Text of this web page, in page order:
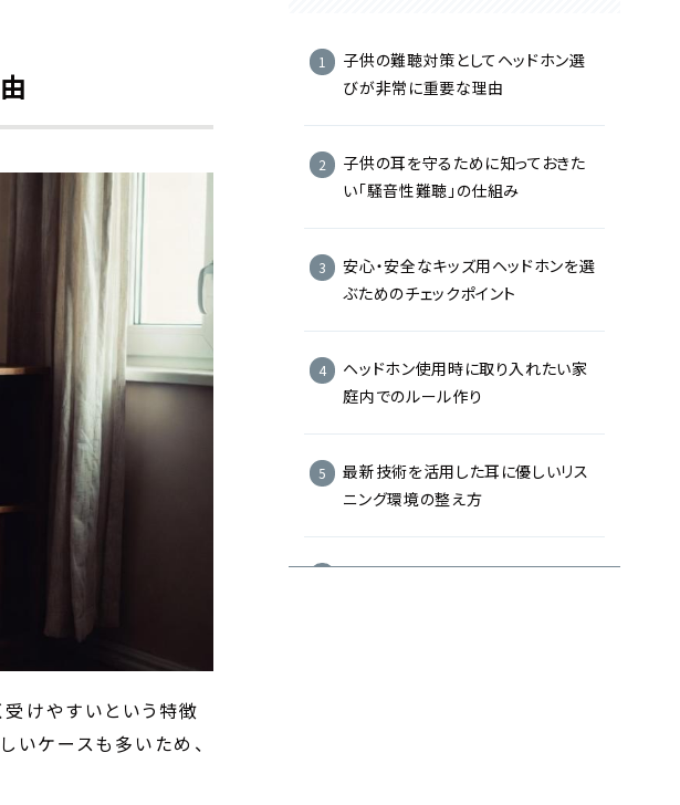
けやすいという特徴
いケースも多いため、
子供の難聴対策としてヘッドホン選
びが非常に重要な理由
子供の耳を守るために知っておきた
い「騒音性難聴」の仕組み
安心・安全なキッズ用ヘッドホンを選
ぶためのチェックポイント
ヘッドホン使用時に取り入れたい家
庭内でのルール作り
最新技術を活用した耳に優しいリス
ニング環境の整え方
子供の難聴対策に役立つヘッドホン